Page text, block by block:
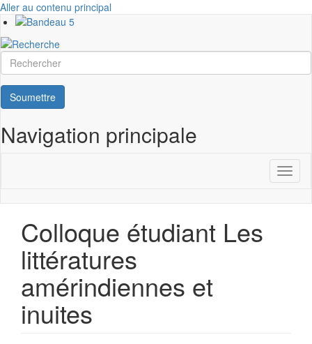
Aller au contenu principal
Rechercher
Soumettre
Navigation principale
Colloque étudiant Les
littératures
amérindiennes et
inuites